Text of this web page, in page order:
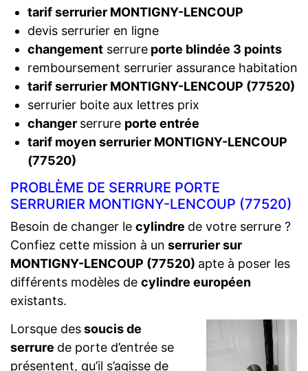
tarif serrurier MONTIGNY-LENCOUP
devis serrurier en ligne
changementserrureporte blindée 3 points
remboursement serrurier assurance habitation
tarif serrurier MONTIGNY-LENCOUP (77520)
serrurier boite aux lettres prix
changer serrure porte entrée
tarif moyen serrurier MONTIGNY-LENCOUP
(77520)
PROBLÈME DE SERRURE PORTE
SERRURIER MONTIGNY-LENCOUP (77520)
Besoin de changer le cylindre de votre serrure ?
Confiez cette mission à un serrurier sur
MONTIGNY-LENCOUP (77520) apte à poser les
différents modèles de cylindre européen
existants.
Lorsque dessoucis de
serrure de porte d’entrée se
présentent, qu’il s’agisse de